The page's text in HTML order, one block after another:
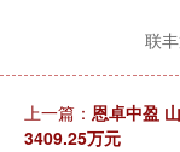
联
上一篇： 恩卓中盈
3409.25万元